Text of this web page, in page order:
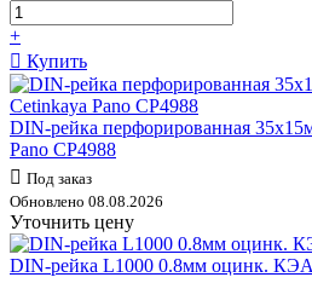
+
Купить
DIN-рейка перфорированная
Pano CP4988
Под заказ
Обновлено 08.08.2026
Уточнить цену
DIN-рейка L1000 0.8мм оцинк.